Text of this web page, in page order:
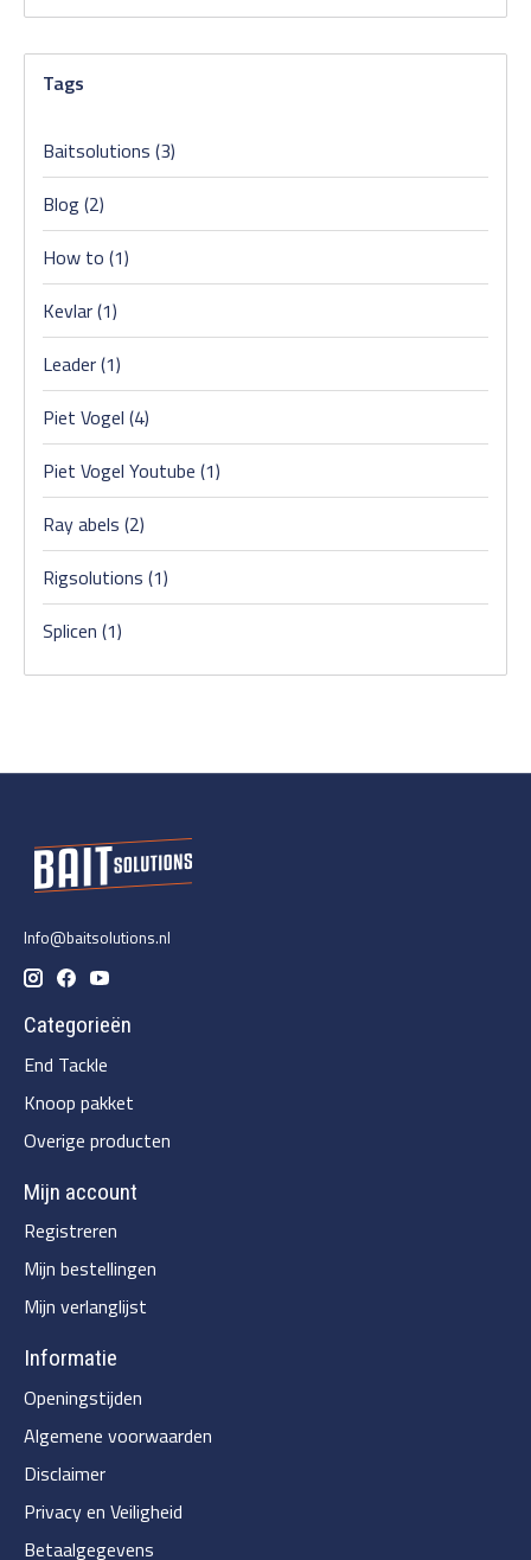
Tags
Baitsolutions (3)
Blog(2)
How to (1)
Kevlar(1)
Leader(1)
Piet Vogel (4)
Piet Vogel Youtube (1)
Ray abels (2)
Rigsolutions (1)
Splicen (1)
Info@baitsolutions.nl
Categorieën
End Tackle
Knoop pakket
Overige producten
Mijn account
Registreren
Mijn bestellingen
Mijn verlanglijst
Informatie
Openingstijden
Algemene voorwaarden
Disclaimer
Privacy en Veiligheid
Betaalgegevens